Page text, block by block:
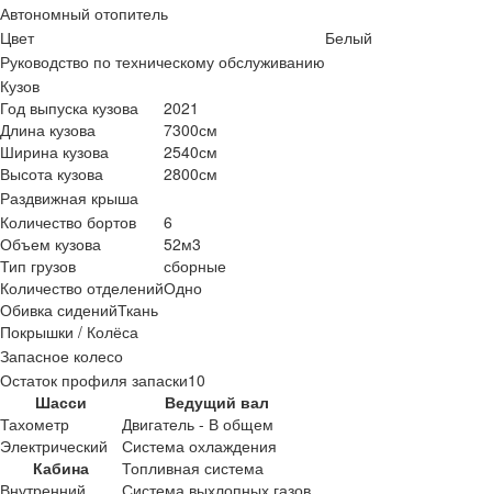
Автономный отопитель
Цвет
Белый
Руководство по техническому обслуживанию
Кузов
Год выпуска кузова
2021
Длина кузова
7300см
Ширина кузова
2540см
Высота кузова
2800см
Раздвижная крыша
Количество бортов
6
Объем кузова
52м3
Тип грузов
сборные
Количество отделенийОдно
Обивка сиденийТкань
Покрышки / Колёса
Запасное колесо
Остаток профиля запаски10
Шасси
Ведущий вал
Тахометр
Двигатель - В общем
Электрический
Система охлаждения
Кабина
Топливная система
Внутренний
Система выхлопных газов